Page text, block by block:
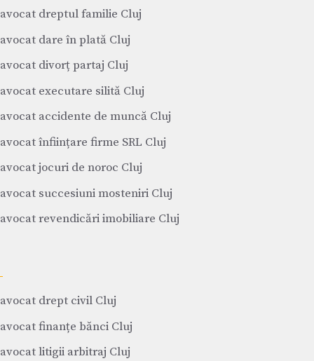
avocat dreptul familie Cluj
avocat dare în plată Cluj
avocat divorț partaj Cluj
avocat executare silită Cluj
avocat accidente de muncă Cluj
avocat înființare firme SRL Cluj
avocat jocuri de noroc Cluj
avocat succesiuni mosteniri Cluj
avocat revendicări imobiliare Cluj
avocat drept civil Cluj
avocat finanțe bănci Cluj
avocat litigii arbitraj Cluj